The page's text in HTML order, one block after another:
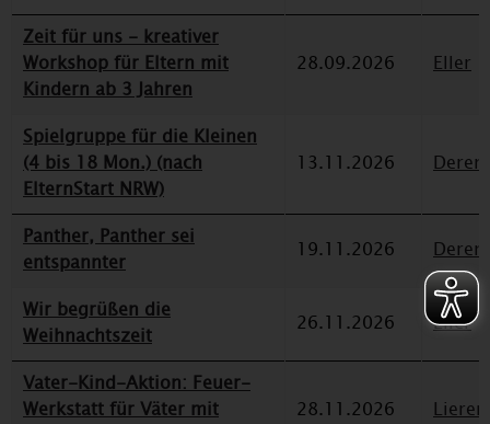
Zeit für uns - kreativer
Workshop für Eltern mit
Kindern ab 3 Jahren
28.09.2026 Eller
Spielgruppe für die Kleinen
(4 bis 18 Mon.) (nach
ElternStart NRW)
13.11.2026
Panther, Panther sei
entspannter
19.11.2026
Wir begrüßen die
Weihnachtszeit
26.11.2026 Eller
Vater-Kind-Aktion: Feuer-
Werkstatt für Väter mit
28.11.2026